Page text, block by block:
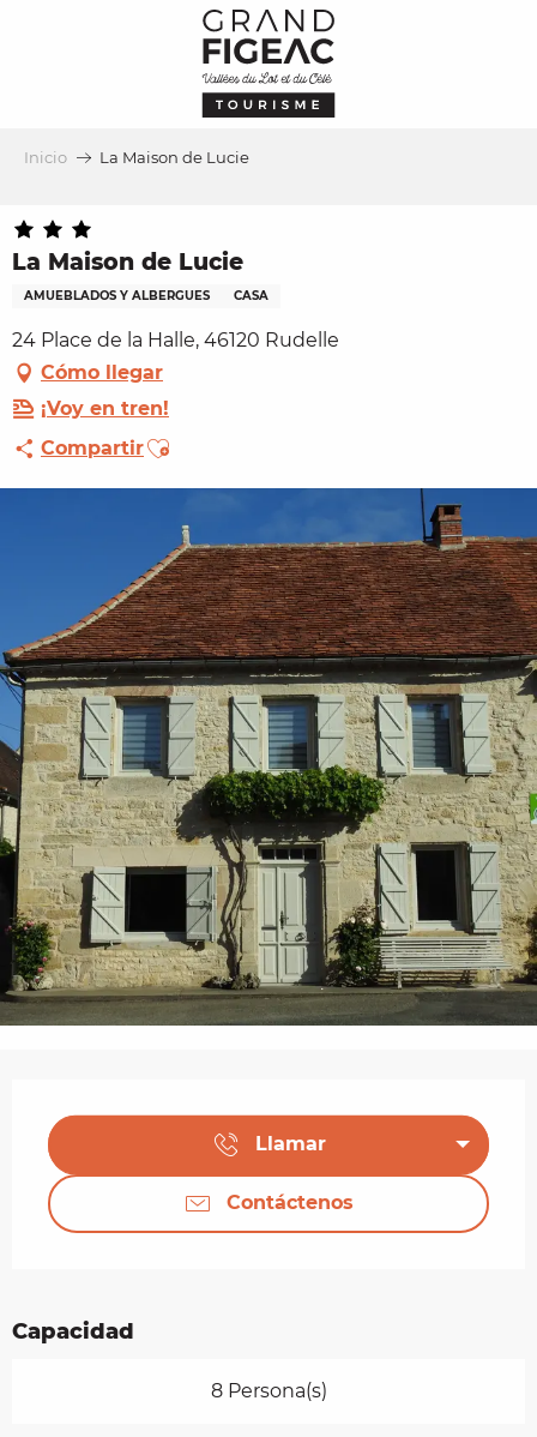
Inicio La Maison de Lucie
La Maison de Lucie
AMUEBLADOS Y ALBERGUES CASA
24 Place de la Halle, 46120 Rudelle
Cómo llegar
¡Voy en tren!
CompartirAjouter aux favoris
Llamar
Contáctenos
Capacidad
8 Persona(s)